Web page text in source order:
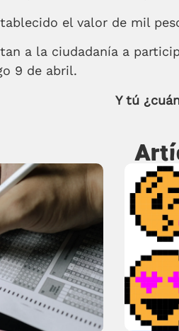
el valor de mil
a la ciudadanía a
9 de abril.
Y tú